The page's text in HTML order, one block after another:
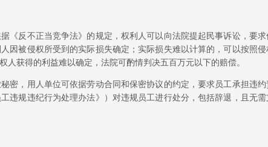
《反不正当竞争法》的规定，权利人可以向法院提起民事诉讼，要求
因被侵权所受到的实际损失确定；实际损失难以计算的，可以按照侵
人获得的利益难以确定，法院可酌情判决五百万元以下的赔偿。
密，用人单位可依据劳动合同和保密协议的约定，要求员工承担违约
违规违纪行为处理办法》）对违规员工进行处分，包括辞退，且无需